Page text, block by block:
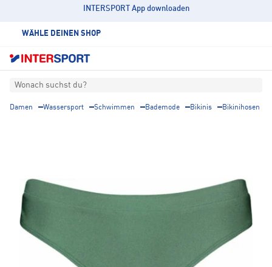
INTERSPORT App downloaden
WÄHLE DEINEN SHOP
Wonach suchst du?
Damen Wassersport Schwimmen Bademode Bikinis Bikinihosen